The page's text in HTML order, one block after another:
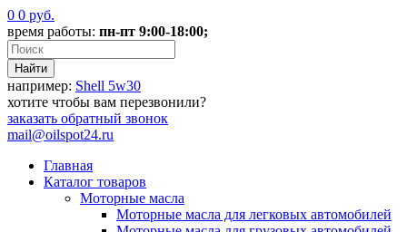
0 0 руб.
время работы: пн-пт 9:00-18:00;
например: Shell 5w30
хотите чтобы вам перезвонили?
заказать обратный звонок
mail@oilspot24.ru
Главная
Каталог товаров
Моторные масла
Моторные масла для легковых автомобилей